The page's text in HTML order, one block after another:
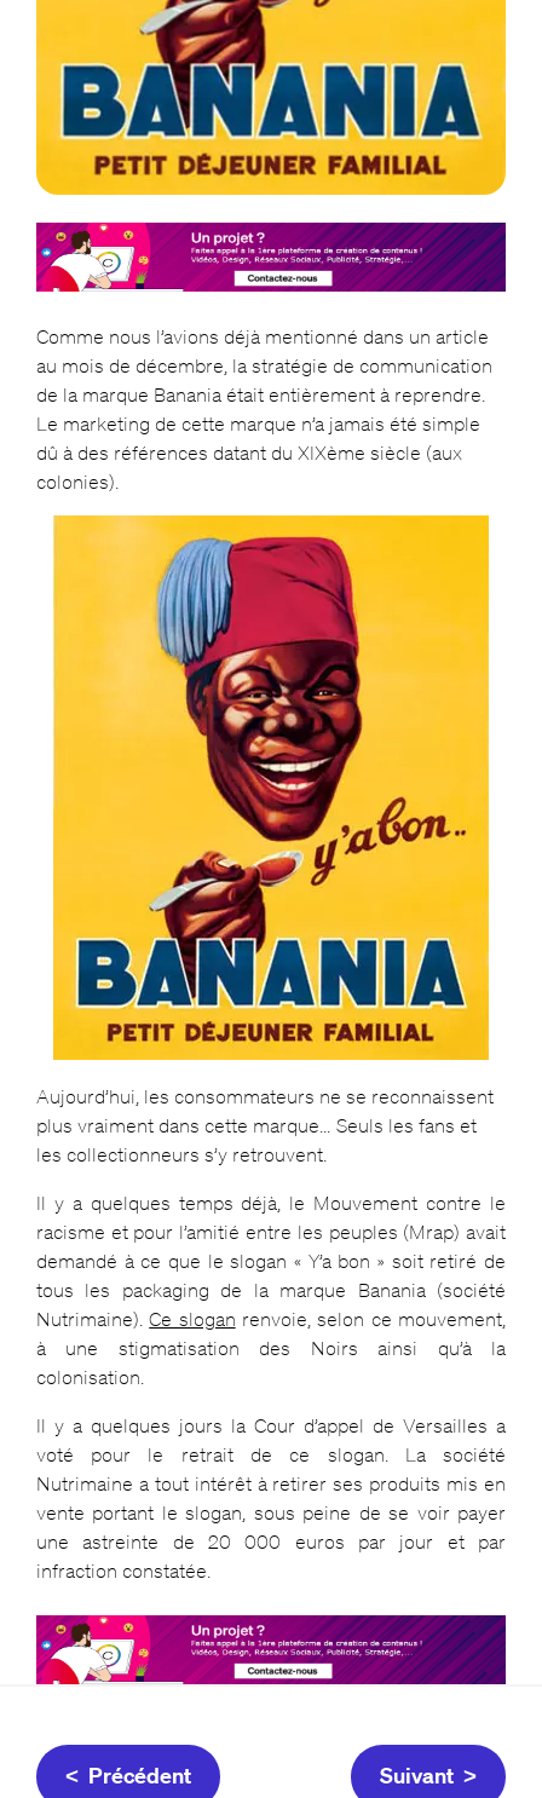
Comme nous l’avions déjà mentionné dans un article
au mois de décembre, la stratégie de communication
de la marque Banania était entièrement à reprendre.
Le marketing de cette marque n’a jamais été simple
dû à des références datant du XIXème siècle (aux
colonies).
Aujourd’hui, les consommateurs ne se reconnaissent
plus vraiment dans cette marque… Seuls les fans et
les collectionneurs s’y retrouvent.
Il y a quelques temps déjà, le Mouvement contre le
racisme et pour l’amitié entre les peuples (Mrap) avait
demandé à ce que le slogan « Y’a bon » soit retiré de
tous les packaging de la marque Banania (société
Nutrimaine).Ce slogan renvoie, selon ce mouvement,
à une stigmatisation des Noirs ainsi qu’à la
colonisation.
Il y a quelques jours la Cour d’appel de Versailles a
voté pour le retrait de ce slogan. La société
Nutrimaine a tout intérêt à retirer ses produits mis en
vente portant le slogan, sous peine de se voir payer
une astreinte de 20 000 euros par jour et par
infraction constatée.
< Précédent Suivant >